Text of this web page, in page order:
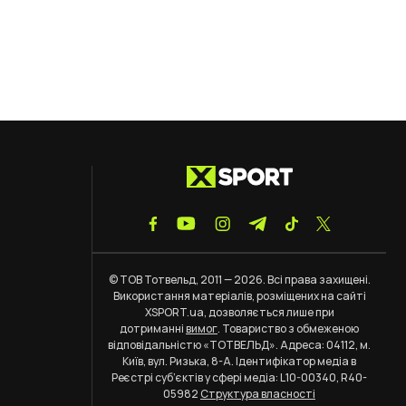
© ТОВ Тотвельд, 2011 — 2026. Всі права захищені.
Використання матеріалів, розміщених на сайті
XSPORT.ua, дозволяється лише при
дотриманнівимог. Товариство з обмеженою
відповідальністю «ТОТВЕЛЬД». Адреса: 04112, м.
Київ, вул. Ризька, 8-А. Ідентифікатор медіа в
Реєстрі суб’єктів у сфері медіа: L10-00340, R40-
05982Структура власності